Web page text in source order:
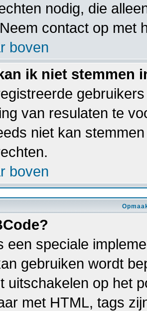
nodig, die
contact op met
boven
ik niet stemmen
van resulaten te
niet kan
boven
een speciale
gebruiken wordt
uitschakelen op het
met HTML, tags